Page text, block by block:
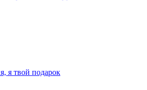
я твой подарок